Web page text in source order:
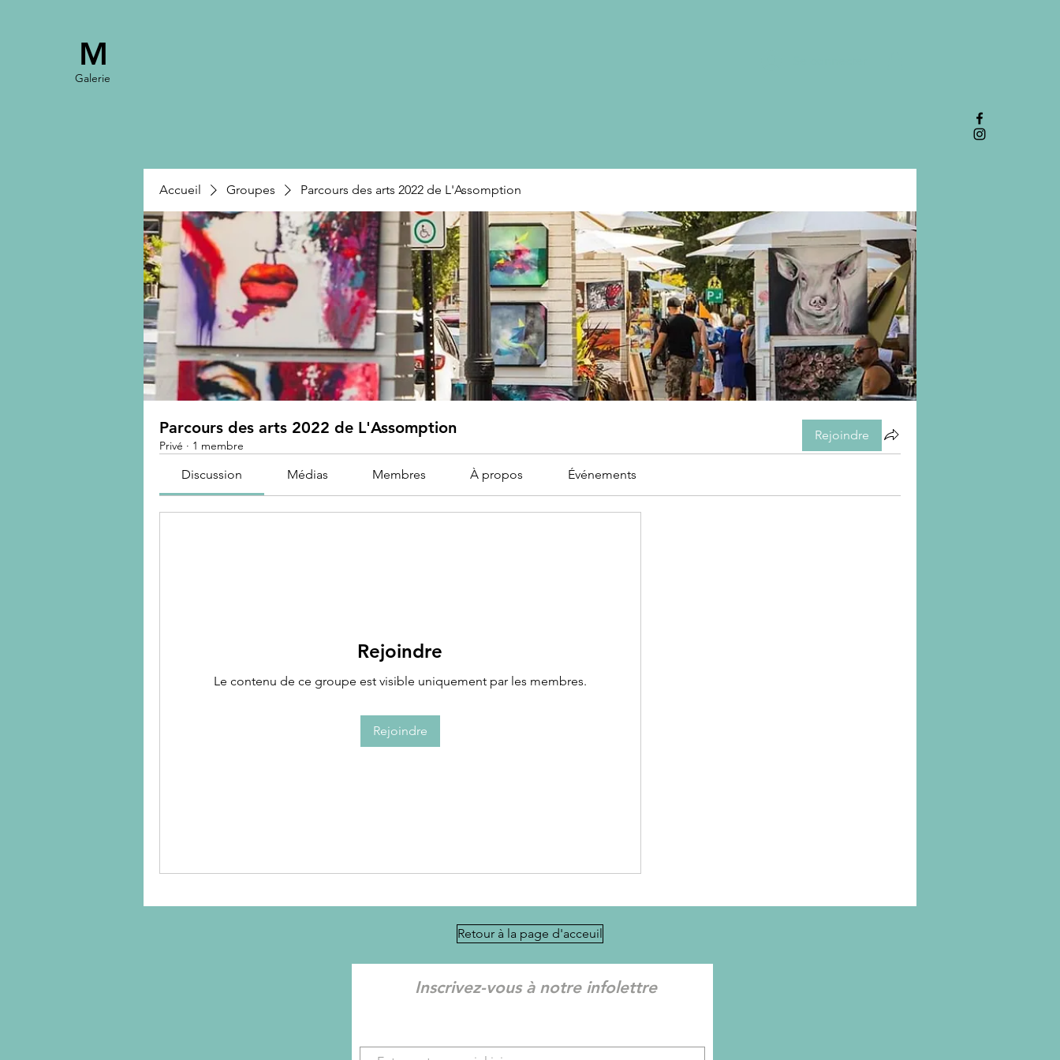
M
Galerie
Accueil Groupes Parcours des arts 2022 de L'Assomption
Parcours des arts 2022 de L'Assomption
Privé · 1 membre
Rejoindre
Discussion Médias Membres À propos Événements
Rejoindre
Le contenu de ce groupe est visible uniquement par les membres.
Rejoindre
Retour à la page d'acceuil
Inscrivez-vous à notre infolettre